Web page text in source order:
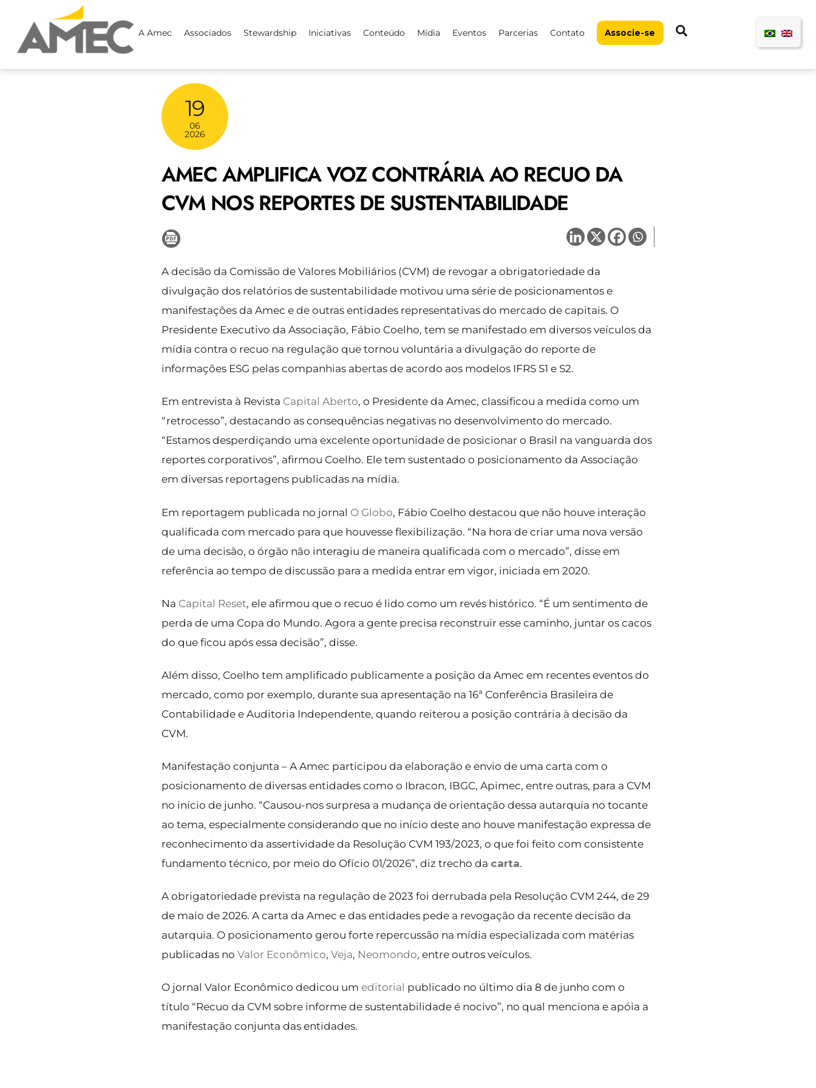
content
A Amec Associados Stewardship Iniciativas Conteúdo Mídia Eventos Parcerias Contato Associe-se
19
06
2026
AMEC AMPLIFICA VOZ CONTRÁRIA AO RECUO DA
CVM NOS REPORTES DE SUSTENTABILIDADE
A decisão da Comissão de Valores Mobiliários (CVM) de revogar a obrigatoriedade da
divulgação dos relatórios de sustentabilidade motivou uma série de posicionamentos e
manifestações da Amec e de outras entidades representativas do mercado de capitais. O
Presidente Executivo da Associação, Fábio Coelho, tem se manifestado em diversos veículos da
mídia contra o recuo na regulação que tornou voluntária a divulgação do reporte de
informações ESG pelas companhias abertas de acordo aos modelos IFRS S1 e S2.
Em entrevista à Revista Capital Aberto, o Presidente da Amec, classificou a medida como um
“retrocesso”, destacando as consequências negativas no desenvolvimento do mercado.
“Estamos desperdiçando uma excelente oportunidade de posicionar o Brasil na vanguarda dos
reportes corporativos”, afirmou Coelho. Ele tem sustentado o posicionamento da Associação
em diversas reportagens publicadas na mídia.
Em reportagem publicada no jornal O Globo, Fábio Coelho destacou que não houve interação
qualificada com mercado para que houvesse flexibilização. “Na hora de criar uma nova versão
de uma decisão, o órgão não interagiu de maneira qualificada com o mercado”, disse em
referência ao tempo de discussão para a medida entrar em vigor, iniciada em 2020.
Na Capital Reset, ele afirmou que o recuo é lido como um revés histórico. “É um sentimento de
perda de uma Copa do Mundo. Agora a gente precisa reconstruir esse caminho, juntar os cacos
do que ficou após essa decisão”, disse.
Além disso, Coelho tem amplificado publicamente a posição da Amec em recentes eventos do
mercado, como por exemplo, durante sua apresentação na 16ª Conferência Brasileira de
Contabilidade e Auditoria Independente, quando reiterou a posição contrária à decisão da
CVM.
Manifestação conjunta – A Amec participou da elaboração e envio de uma carta com o
posicionamento de diversas entidades como o Ibracon, IBGC, Apimec, entre outras, para a CVM
no início de junho. “Causou-nos surpresa a mudança de orientação dessa autarquia no tocante
ao tema, especialmente considerando que no início deste ano houve manifestação expressa de
reconhecimento da assertividade da Resolução CVM 193/2023, o que foi feito com consistente
fundamento técnico, por meio do Ofício 01/2026”, diz trecho da carta.
A obrigatoriedade prevista na regulação de 2023 foi derrubada pela Resolução CVM 244, de 29
de maio de 2026. A carta da Amec e das entidades pede a revogação da recente decisão da
autarquia. O posicionamento gerou forte repercussão na mídia especializada com matérias
publicadas no Valor Econômico, Veja, Neomondo, entre outros veículos.
O jornal Valor Econômico dedicou um editorial publicado no último dia 8 de junho com o
título “Recuo da CVM sobre informe de sustentabilidade é nocivo”, no qual menciona e apóia a
manifestação conjunta das entidades.